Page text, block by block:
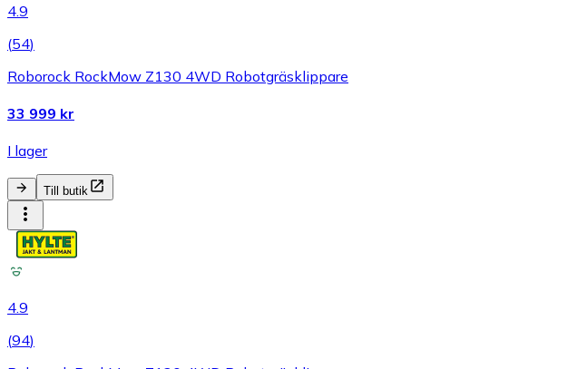
4.9
(54)
Roborock RockMow Z130 4WD Robotgräsklippare
33 999 kr
I lager
Till butik
4.9
(94)